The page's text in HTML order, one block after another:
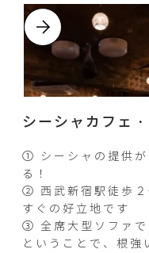
シーシャカフェ
① シーシャの提供が
る！
② 西武新宿駅徒歩２
すぐの好立地です
③ 全席大型ソファで
ということで、根強